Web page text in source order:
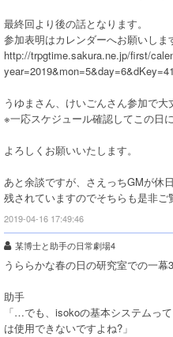
最終回より後の話となります。
参加表明はカレンダーへお願いしま
http://trpgtime.sakura.ne.jp/first/
うゆまさん、けいごんさん参加で大
※一応スケジュール確認してこの日
よろしくお願いいたします。
あと余談ですが、さえっちGMが休
残されていますのでそちらも是非ご
2019-04-16 17:49:46
某博士と助手の日常劇場4
うららかな春の日の研究室での一幕3
助手
「…でも、isokoの基本システムっ
は使用できないですよね?」